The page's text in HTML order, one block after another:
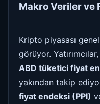
Makro Veriler ve
Kripto piyasası
görüyor.
ABD tüketici fiyat
yakından takip
fiyat endeksi (PPI)